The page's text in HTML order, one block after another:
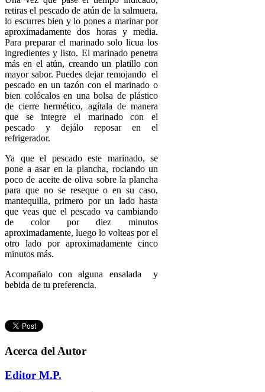
retiras el pescado de atún de la salmuera,
lo escurres bien y lo pones a marinar por
aproximadamente dos horas y media.
Para preparar el marinado solo licua los
ingredientes y listo. El marinado penetra
más en el atún, creando un platillo con
mayor sabor. Puedes dejar remojando el
pescado en un tazón con el marinado o
bien colócalos en una bolsa de plástico
de cierre hermético, agítala de manera
que se integre el marinado con el
pescado y dejálo reposar en el
refrigerador.
Ya que el pescado este marinado, se
pone a asar en la plancha, rociando un
poco de aceite de oliva sobre la plancha
para que no se reseque o en su caso,
mantequilla, primero por un lado hasta
que veas que el pescado va cambiando
de color por diez minutos
aproximadamente, luego lo volteas por el
otro lado por aproximadamente cinco
minutos más.
Acompañalo con alguna ensalada y
bebida de tu preferencia.
Acerca del Autor
Editor M.P.